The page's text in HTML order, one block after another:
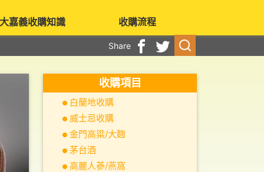
大嘉義收購知識 收購流程
Share
收購項目
白蘭地收購
威士忌收購
金門高粱/大麴
茅台酒
高麗人蔘/燕窩